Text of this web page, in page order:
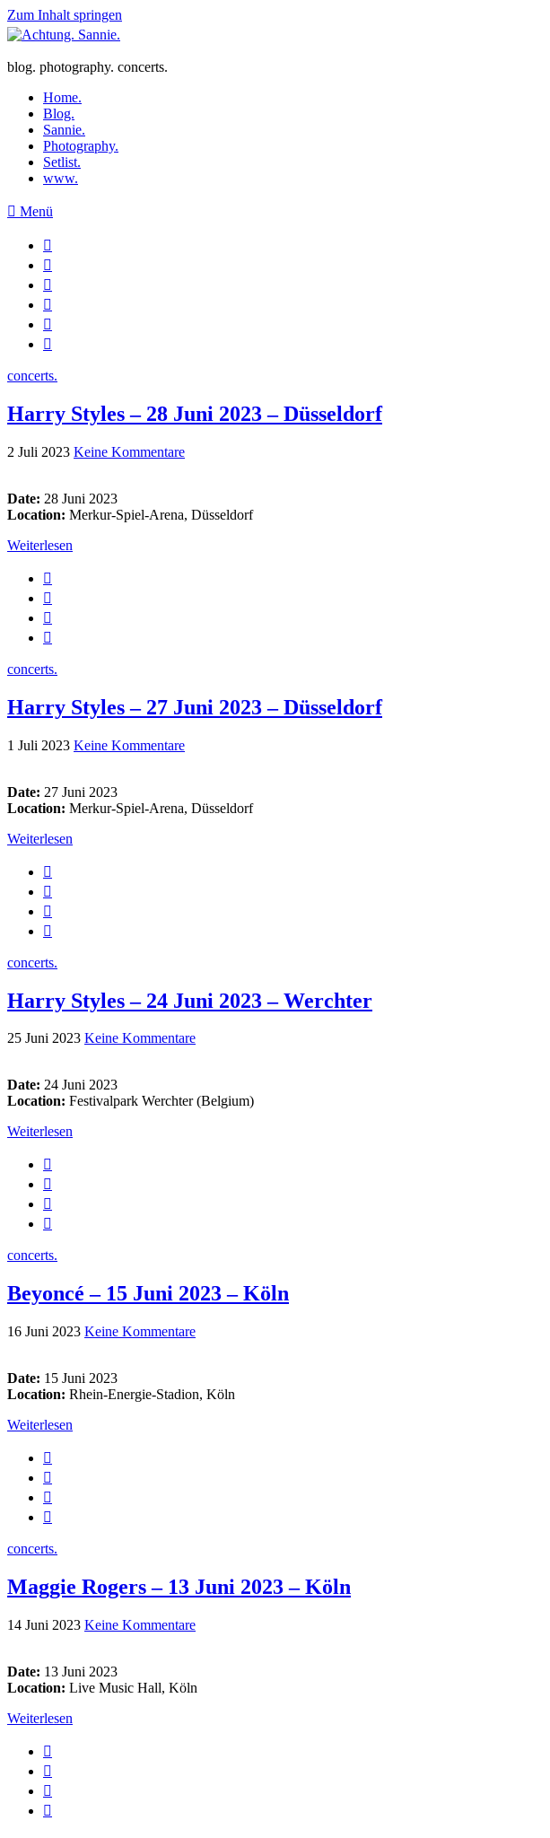
Zum Inhalt springen
blog. photography. concerts.
Home.
Blog.
Sannie.
Photography.
Setlist.
www.
Menü
concerts.
Harry Styles – 28 Juni 2023 – Düsseldorf
2 Juli 2023 Keine Kommentare
Date: 28 Juni 2023
Location: Merkur-Spiel-Arena, Düsseldorf
Weiterlesen
concerts.
Harry Styles – 27 Juni 2023 – Düsseldorf
1 Juli 2023 Keine Kommentare
Date: 27 Juni 2023
Location: Merkur-Spiel-Arena, Düsseldorf
Weiterlesen
concerts.
Harry Styles – 24 Juni 2023 – Werchter
25 Juni 2023 Keine Kommentare
Date: 24 Juni 2023
Location: Festivalpark Werchter (Belgium)
Weiterlesen
concerts.
Beyoncé – 15 Juni 2023 – Köln
16 Juni 2023 Keine Kommentare
Date: 15 Juni 2023
Location: Rhein-Energie-Stadion, Köln
Weiterlesen
concerts.
Maggie Rogers – 13 Juni 2023 – Köln
14 Juni 2023 Keine Kommentare
Date: 13 Juni 2023
Location: Live Music Hall, Köln
Weiterlesen